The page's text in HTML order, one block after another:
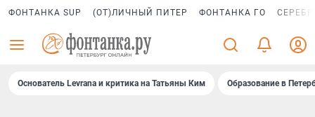
ФОНТАНКА SUP (ОТ)ЛИЧНЫЙ ПИТЕР ФОНТАНКА ГО
Основатель Levrana и критика на Татьяны Ким Образование в